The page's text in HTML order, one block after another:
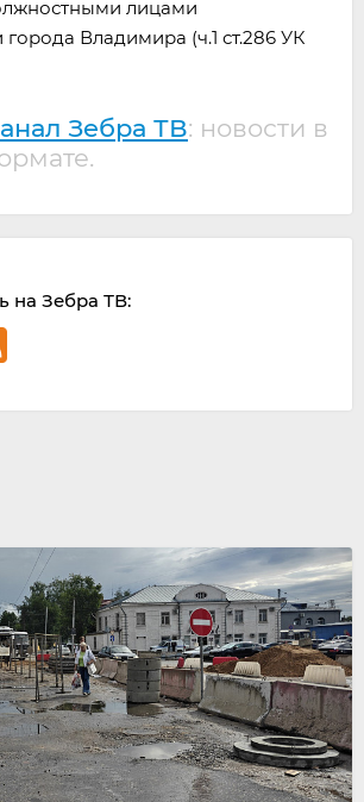
лицами
Владимира (ч.1 ст.286 УК
Зебра ТВ: новости в
на Зебра ТВ: